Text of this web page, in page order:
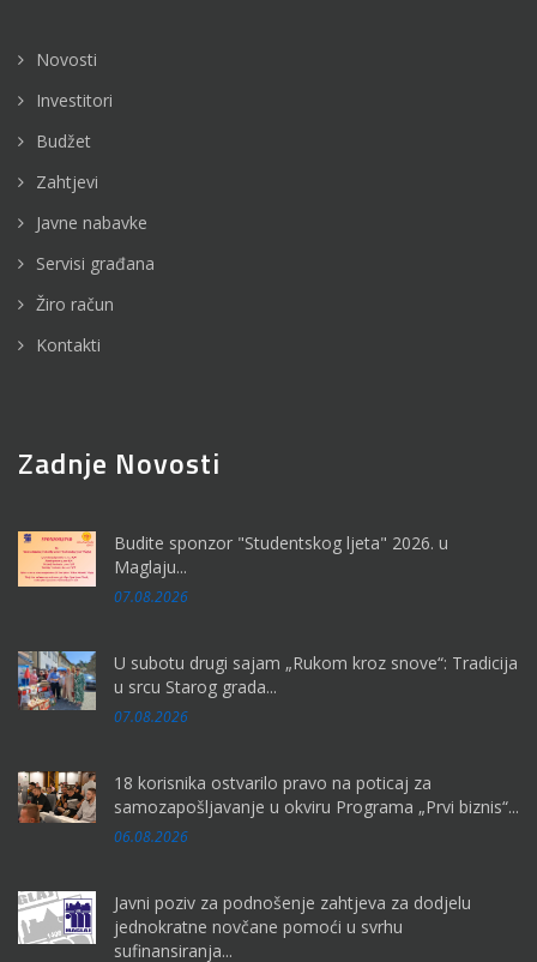
Novosti
Investitori
Budžet
Zahtjevi
Javne nabavke
Servisi građana
Žiro račun
Kontakti
Zadnje Novosti
Budite sponzor "Studentskog ljeta" 2026. u
Maglaju...
07.08.2026
U subotu drugi sajam „Rukom kroz snove“: Tradicija
u srcu Starog grada...
07.08.2026
18 korisnika ostvarilo pravo na poticaj za
samozapošljavanje u okviru Programa „Prvi biznis“...
06.08.2026
Javni poziv za podnošenje zahtjeva za dodjelu
jednokratne novčane pomoći u svrhu
sufinansiranja...